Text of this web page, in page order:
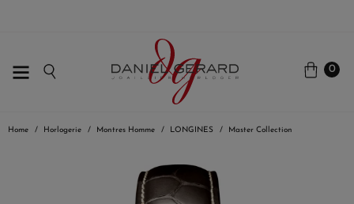
0
Home Horlogerie Montres Homme LONGINES Master Collection